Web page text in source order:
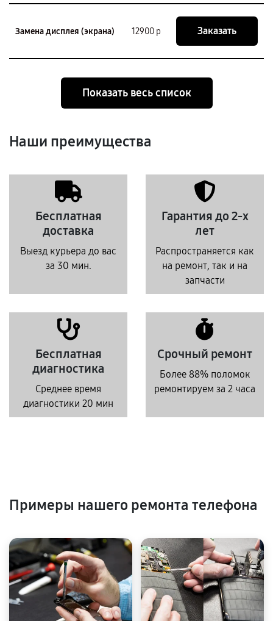
Замена дисплея (экрана) 12900 р Заказать
Показать весь список
Наши преимущества
Бесплатная
доставка
Выезд курьера до вас
за 30 мин.
Гарантия до 2-х
лет
Распространяется как
на ремонт, так и на
запчасти
Бесплатная
диагностика
Среднее время
диагностики 20 мин
Срочный ремонт
Более 88% поломок
ремонтируем за 2 часа
Примеры нашего ремонта телефона